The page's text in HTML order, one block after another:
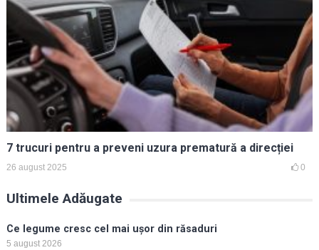
7 trucuri pentru a preveni uzura prematură a direcției
26 august 2025 0
Ultimele Adăugate
Ce legume cresc cel mai ușor din răsaduri
5 august 2026